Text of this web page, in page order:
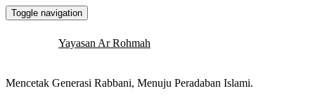
Toggle navigation
Yayasan Ar Rohmah
Mencetak Generasi Rabbani, Menuju Peradaban Islami.